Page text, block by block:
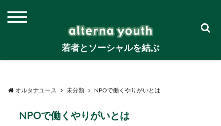
若者とソーシャルを結ぶ
オルタナユース 未分類 NPOで働くやりがいとは
NPOで働くやりがいとは